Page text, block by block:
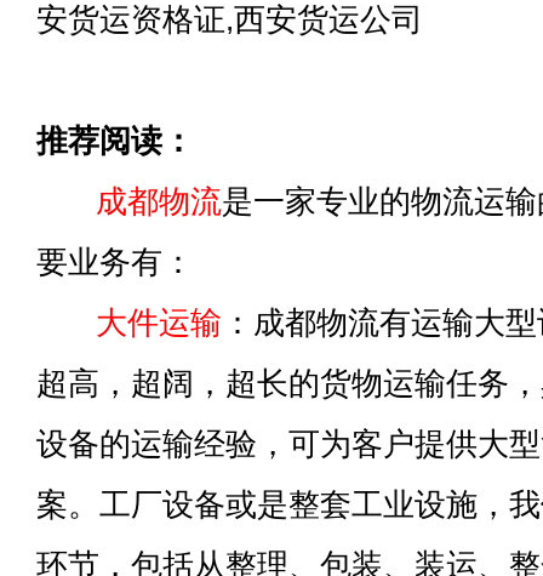
安货运资格证,西安货运公司
推荐阅读：
成都物流是一家专业的物流运
要业务有：
大件运输 ：成都物流有运输大
超高，超阔，超长的货物运输任务
设备的运输经验，可为客户提供大
案。工厂设备或是整套工业设施，
环节，包括从整理、包装、装运、